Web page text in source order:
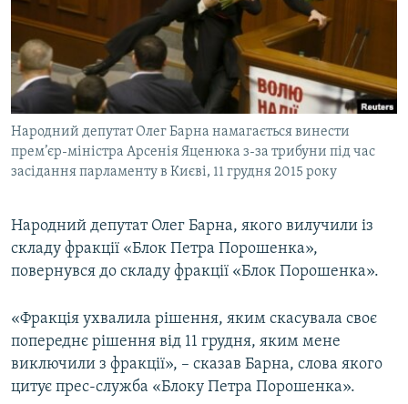
МУЛЬТИМЕДІА
ФОТО
СПЕЦПРОЄКТИ
ПОДКАСТИ
КРИМ РЕАЛІЇ
РУС
КТАТ
Народний депутат Олег Барна намагається винести
прем’єр-міністра Арсенія Яценюка з-за трибуни під час
засідання парламенту в Києві, 11 грудня 2015 року
Народний депутат Олег Барна, якого вилучили із
складу фракції «Блок Петра Порошенка»,
повернувся до складу фракції «Блок Порошенка».
«Фракція ухвалила рішення, яким скасувала своє
попереднє рішення від 11 грудня, яким мене
виключили з фракції», – сказав Барна, слова якого
цитує прес-служба «Блоку Петра Порошенка».